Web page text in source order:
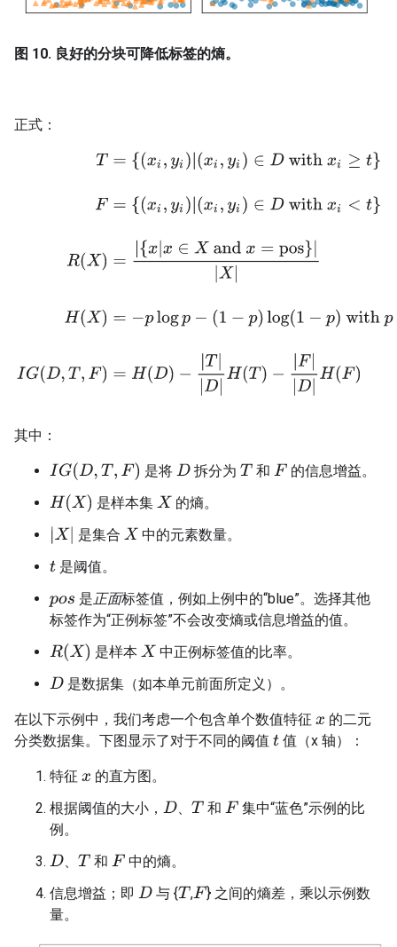
图 10. 良好的分块可降低标签的熵。
正式：
yi)∈D with xi ≥t} F ={(x , yi)| ( i,y )∈ D with xi t}R (X)
其中：
IG(D,T,F) 是将 D 拆分为T 和 F 的信息增益。
H(X) 是样本集X
的熵。
|X| 是集合 X 中的元素数量。
t 是阈值。
pos 是 正面标签值，例如上例中的“blue”。选择其他
标签作为“正例标签”不会改变熵或信息增益的值。
R(X) 是样本 X 中正例标签值的比率。
D 是数据集（如本单元前面所定义）。
在以下示例中，我们考虑一个包含单个数值特征 x 的二元
分类数据集。下图显示了对于不同的阈值 t 值（x 轴）：
特征 x 的直方图。
根据阈值的大小， D 、T 和F 集中“蓝色”示例的比
例。
D 、T 和F 中的熵。
信息增益；即 D 与 {T ,F } 之间的熵差，乘以示例数
量。